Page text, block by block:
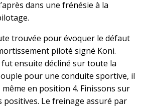
dans une frénésie à la
trouvée pour évoquer le défaut
piloté signé Koni.
fut ensuite décliné sur toute la
pour une conduite sportive, il
en position 4. Finissons sur
Le freinage assuré par